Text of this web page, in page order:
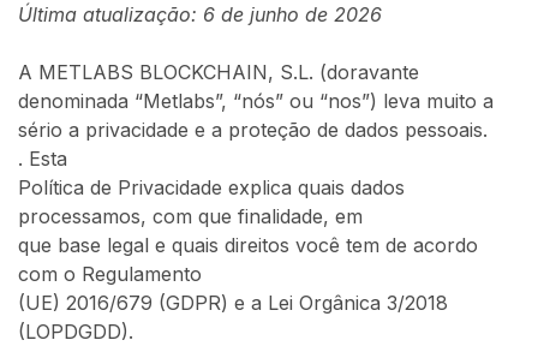
Última atualização: 6 de junho de 2026
A METLABS BLOCKCHAIN, S.L. (doravante
denominada “Metlabs”, “nós” ou “nos”) leva muito a
sério a privacidade e a proteção de dados pessoais.
. Esta
Política de Privacidade explica quais dados
processamos, com que finalidade, em
que base legal e quais direitos você tem de acordo
com o Regulamento
(UE) 2016/679 (GDPR) e a Lei Orgânica 3/2018
(LOPDGDD).